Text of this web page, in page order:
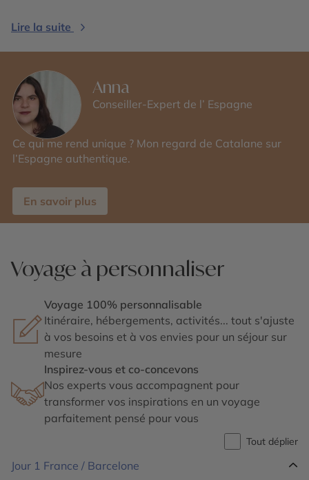
Lire la suite
Anna
Conseiller-Expert de l’ Espagne
Ce qui me rend unique ? Mon regard de Catalane sur
l’Espagne authentique.
En savoir plus
Voyage à personnaliser
Voyage 100% personnalisable
Itinéraire, hébergements, activités... tout s'ajuste
à vos besoins et à vos envies pour un séjour sur
mesure
Inspirez-vous et co-concevons
Nos experts vous accompagnent pour
transformer vos inspirations en un voyage
parfaitement pensé pour vous
Tout déplier
Jour 1 France / Barcelone